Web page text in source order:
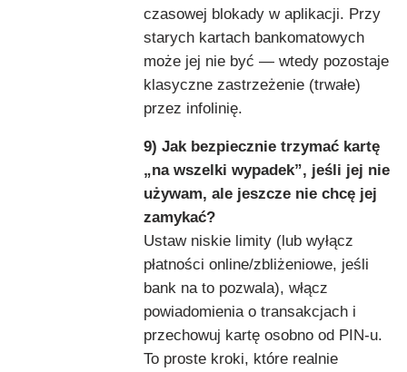
czasowej blokady w aplikacji. Przy
starych kartach bankomatowych
może jej nie być — wtedy pozostaje
klasyczne zastrzeżenie (trwałe)
przez infolinię.
9) Jak bezpiecznie trzymać kartę
„na wszelki wypadek”, jeśli jej nie
używam, ale jeszcze nie chcę jej
zamykać?
Ustaw niskie limity (lub wyłącz
płatności online/zbliżeniowe, jeśli
bank na to pozwala), włącz
powiadomienia o transakcjach i
przechowuj kartę osobno od PIN-u.
To proste kroki, które realnie